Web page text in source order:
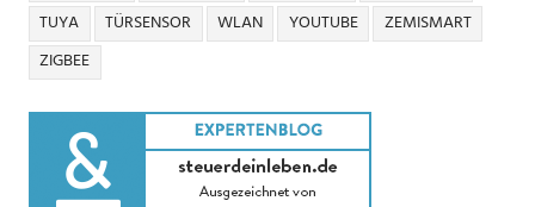
TUYA
TÜRSENSOR WLAN YOUTUBE
ZEMISMART
ZIGBEE